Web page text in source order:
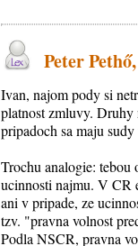
Peter
Ivan, najom pody si
platnost zmluvy.
pripadoch sa maju
Trochu analogie:
ucinnosti najmu. V CR
ani v pripade, ze
tzv. "pravna volnost
Podla NSCR, pravna